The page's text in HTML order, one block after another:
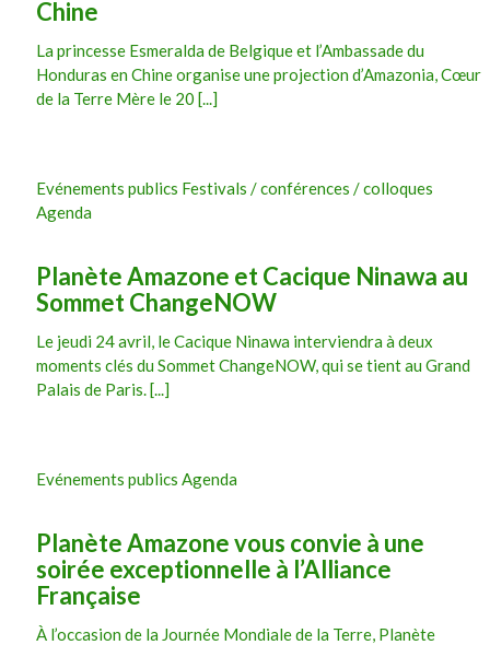
Chine
La princesse Esmeralda de Belgique et l’Ambassade du
Honduras en Chine organise une projection d’Amazonia, Cœur
de la Terre Mère le 20 [...]
Evénements publics Festivals / conférences / colloques
Agenda
Planète Amazone et Cacique Ninawa au
Sommet ChangeNOW
Le jeudi 24 avril, le Cacique Ninawa interviendra à deux
moments clés du Sommet ChangeNOW, qui se tient au Grand
Palais de Paris. [...]
Evénements publics Agenda
Planète Amazone vous convie à une
soirée exceptionnelle à l’Alliance
Française
À l’occasion de la Journée Mondiale de la Terre, Planète